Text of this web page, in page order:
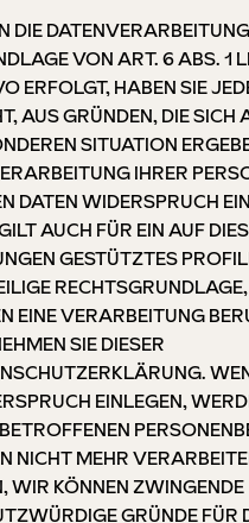
DIE
VON ART. 6 ABS. 1
ERFOLGT, HABEN SIE
AUS GRÜNDEN, DIE SICH
SITUATION
IHRER
DATEN WIDERSPRUCH
AUCH FÜR EIN AUF
GESTÜTZTES
EINE VERARBEITUNG
SIE DIESER
EINLEGEN,
NICHT MEHR
WIR KÖNNEN ZWINGENDE
GRÜNDE FÜR